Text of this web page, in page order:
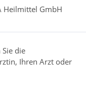
Heilmittel GmbH
die
Ihren Arzt oder